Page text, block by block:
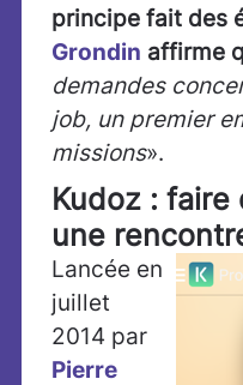
principe fait des
Grondin affirme
demandes
job, un premier
missions».
Kudoz :
une
Lancée en
juillet
2014 par
Pierre